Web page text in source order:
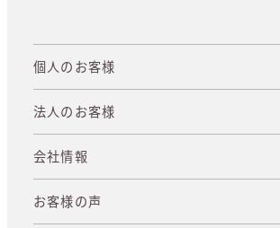
個人のお客様
法人のお客様
会社情報
お客様の声